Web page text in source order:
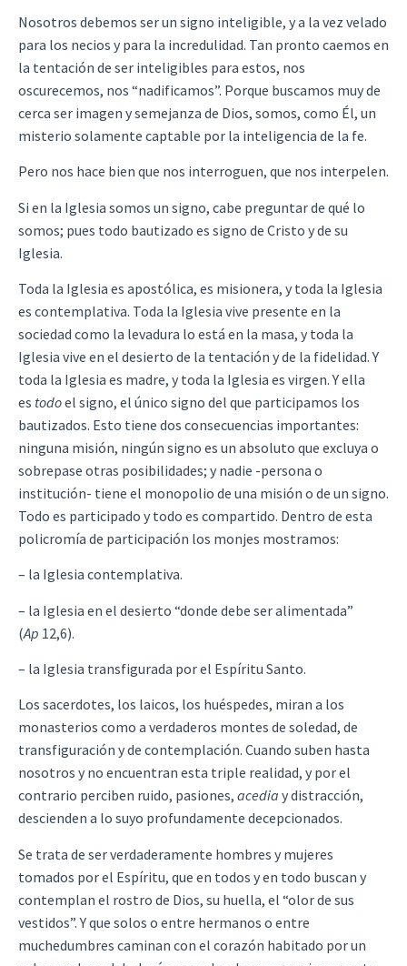
Nosotros debemos ser un signo inteligible, y a la vez velado
para los necios y para la incredulidad. Tan pronto caemos en
la tentación de ser inteligibles para estos, nos
oscurecemos, nos “nadificamos”. Porque buscamos muy de
cerca ser imagen y semejanza de Dios, somos, como Él, un
misterio solamente captable por la inteligencia de la fe.
Pero nos hace bien que nos interroguen, que nos interpelen.
Si en la Iglesia somos un signo, cabe preguntar de qué lo
somos; pues todo bautizado es signo de Cristo y de su
Iglesia.
Toda la Iglesia es apostólica, es misionera, y toda la Iglesia
es contemplativa. Toda la Iglesia vive presente en la
sociedad como la levadura lo está en la masa, y toda la
Iglesia vive en el desierto de la tentación y de la fidelidad. Y
toda la Iglesia es madre, y toda la Iglesia es virgen. Y ella
es todoel signo, el único signo del que participamos los
bautizados. Esto tiene dos consecuencias importantes:
ninguna misión, ningún signo es un absoluto que excluya o
sobrepase otras posibilidades; y nadie -persona o
institución- tiene el monopolio de una misión o de un signo.
Todo es participado y todo es compartido. Dentro de esta
policromía de participación los monjes mostramos:
– la Iglesia contemplativa.
– la Iglesia en el desierto “donde debe ser alimentada”
(Ap 12,6).
– la Iglesia transfigurada por el Espíritu Santo.
Los sacerdotes, los laicos, los huéspedes, miran a los
monasterios como a verdaderos montes de soledad, de
transfiguración y de contemplación. Cuando suben hasta
nosotros y no encuentran esta triple realidad, y por el
contrario perciben ruido, pasiones, acedia y distracción,
descienden a lo suyo profundamente decepcionados.
Se trata de ser verdaderamente hombres y mujeres
tomados por el Espíritu, que en todos y en todo buscan y
contemplan el rostro de Dios, su huella, el “olor de sus
vestidos”. Y que solos o entre hermanos o entre
muchedumbres caminan con el corazón habitado por un